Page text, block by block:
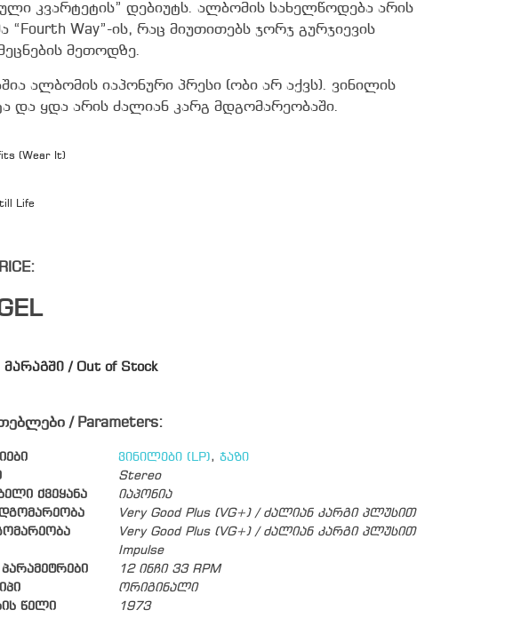
კვარტეტის” დებიუტს. ალბომის სახელწოდება არის
“Fourth Way”-ის, რაც მიუთითებს ჯორჯ გურჯიევის
მეთოდზე.
ალბომის იაპონური პრესი (ობი არ აქვს). ვინილის
და ყდა არის ძალიან კარგ მდგომარეობაში.
(Wear It)
Life
/ Out of Stock
/ Parameters:
ვინილები (LP), ჯაზი
Stereo
ქვეყანა
იაპონია
Very Good Plus (VG+) / ძალიან კარგი პლუსით
Very Good Plus (VG+) / ძალიან კარგი პლუსით
Impulse
12 ინჩი 33 RPM
ორიგინალი
წელი
1973